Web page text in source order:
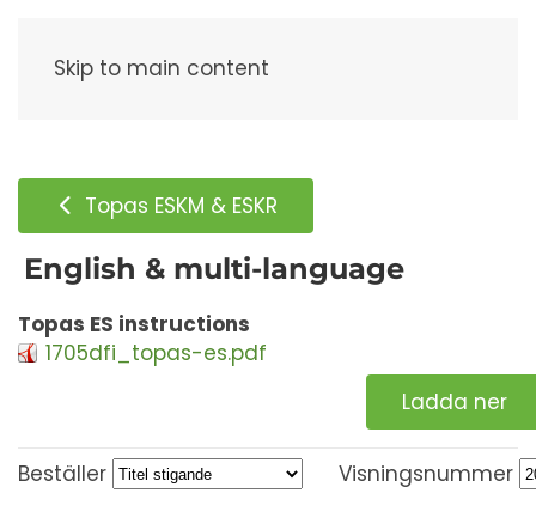
Skip to main content
Topas ESKM & ESKR
English & multi-language
Topas ES instructions
1705dfi_topas-es.pdf
Ladda ner
Beställer Visningsnummer